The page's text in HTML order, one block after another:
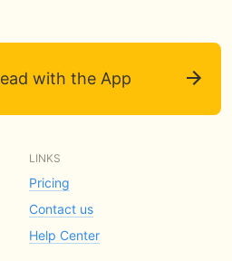
with the App
LINKS
Pricing
Contact us
Help Center